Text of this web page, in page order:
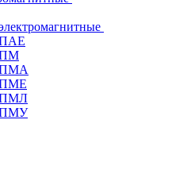
ПАЕ
ПМ
ПМА
ПМЕ
ПМЛ
ПМУ